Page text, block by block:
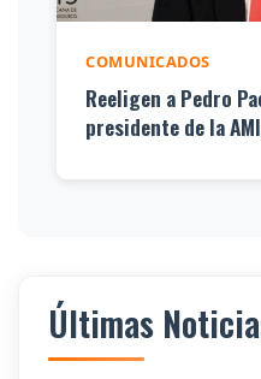
COMUNICADOS
Reeligen a Pedro
presidente de la
Últimas